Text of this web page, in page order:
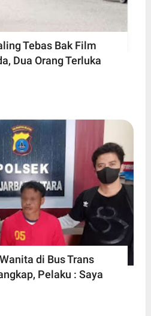
Tebas Bak Film
Dua Orang Terluka
di Bus Trans
Pelaku : Saya